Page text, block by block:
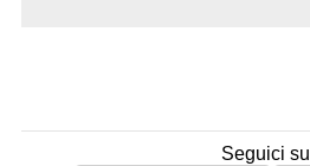
Seguici su